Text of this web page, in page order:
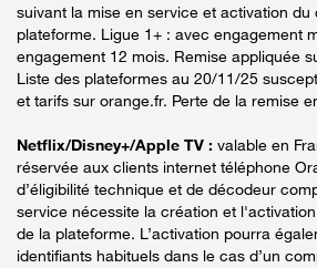
suivant la mise en service et activation du
plateforme. Ligue 1+ : avec engagement
engagement 12 mois. Remise appliquée
Liste des plateformes au 20/11/25
et tarifs sur orange.fr. Perte de la remise
Netflix/Disney+/Apple TV : valable en
réservée aux clients internet téléphone
d’éligibilité technique et de décodeur
service nécessite la création et
de la plateforme. L’activation pourra
identifiants habituels dans le cas d’un